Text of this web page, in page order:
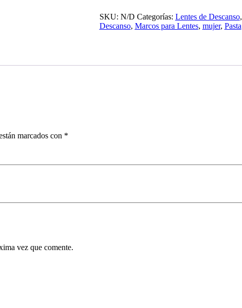
SKU: N/D Categorías: Lentes de Descanso,
Descanso, Marcos para Lentes, mujer, Pasta
marcados con *
vez que comente.